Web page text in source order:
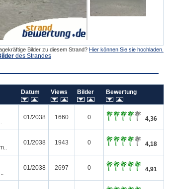
Bilder zu diesem Strand? Hier können Sie sie hochladen.
des Strandes
Datum Views Bilder Bewertung
01/2038 1660 0 4,36
01/2038 1943 0 4,18
01/2038 2697 0 4,91